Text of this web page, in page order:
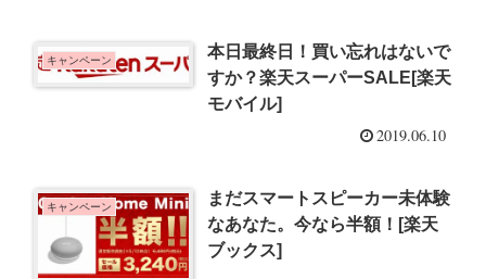
キャンペーン
本日最終日！買い忘れはないで
すか？楽天スーパーSALE[楽天
モバイル]
2019.06.10
キャンペーン
まだスマートスピーカー未体験
なあなた。今なら半額！[楽天
ブックス]